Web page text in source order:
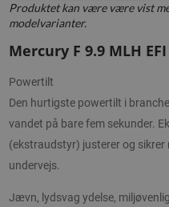
Produktet kan være være vist
modelvarianter.
Mercury F 9.9 MLH
Powertilt
Den hurtigste powertilt i
vandet på bare fem sekunder.
(ekstraudstyr) justerer og
undervejs.
Jævn, lydsvag ydelse,